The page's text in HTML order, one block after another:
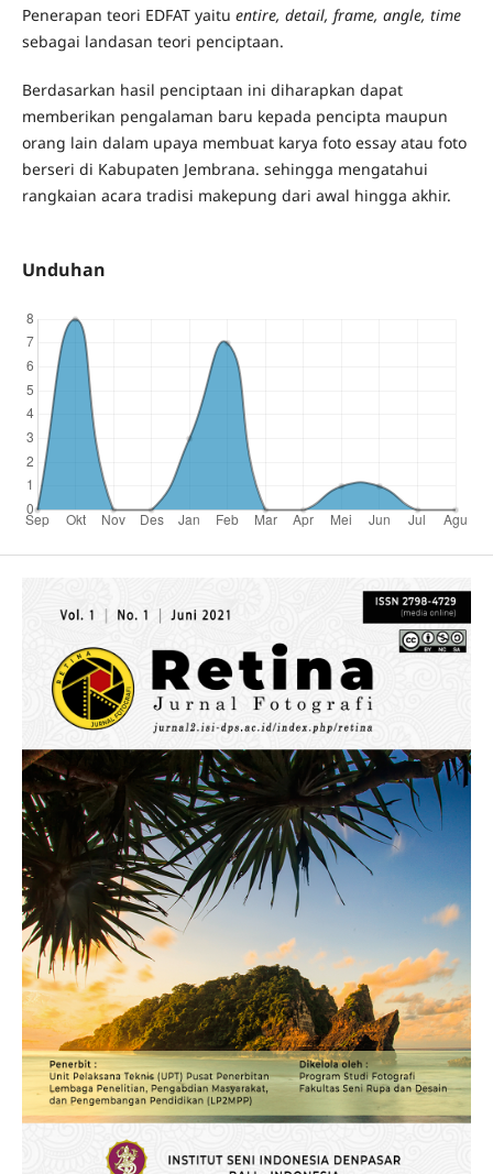
Penerapan teori EDFAT yaitu entire, detail, frame, angle, time
sebagai landasan teori penciptaan.
Berdasarkan hasil penciptaan ini diharapkan dapat
memberikan pengalaman baru kepada pencipta maupun
orang lain dalam upaya membuat karya foto essay atau foto
berseri di Kabupaten Jembrana. sehingga mengatahui
rangkaian acara tradisi makepung dari awal hingga akhir.
Unduhan